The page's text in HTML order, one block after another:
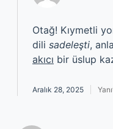
Otağ! Kıymetli
dili sadeleşti,
akıcı bir üslup
Aralık 28, 2025